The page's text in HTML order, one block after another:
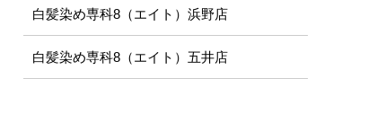
白髪染め専科8（エイト）浜野店
白髪染め専科8（エイト）五井店